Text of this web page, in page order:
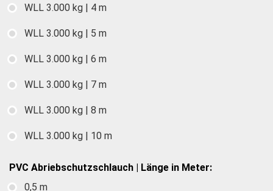
WLL 3.000 kg | 4 m
WLL 3.000 kg | 5 m
WLL 3.000 kg | 6 m
WLL 3.000 kg | 7 m
WLL 3.000 kg | 8 m
WLL 3.000 kg | 10 m
PVC Abriebschutzschlauch | Länge in Meter:
0,5 m